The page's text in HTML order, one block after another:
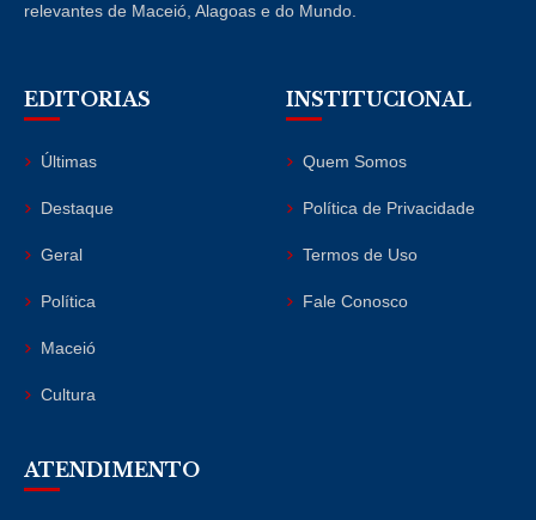
relevantes de Maceió, Alagoas e do Mundo.
EDITORIAS
Últimas
Destaque
Geral
Política
Maceió
Cultura
INSTITUCIONAL
Quem Somos
Política de Privacidade
Termos de Uso
Fale Conosco
ATENDIMENTO